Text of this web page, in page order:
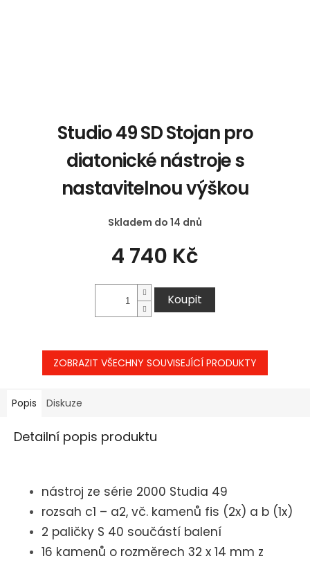
Studio 49 SD Stojan pro
diatonické nástroje s
nastavitelnou výškou
Skladem do 14 dnů
4 740 Kč
Koupit
ZOBRAZIT VŠECHNY SOUVISEJÍCÍ PRODUKTY
Popis Diskuze
Detailní popis produktu
nástroj ze série 2000 Studia 49
rozsah c1 – a2, vč. kamenů fis (2x) a b (1x)
2 paličky S 40 součástí balení
16 kamenů o rozměrech 32 x 14 mm z